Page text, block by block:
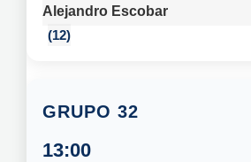
Alejandro Escobar
12
32
13:00